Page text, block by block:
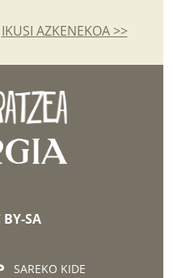
IKUSI AZKENEKOA >>
BY-SA
SAREKO KIDE